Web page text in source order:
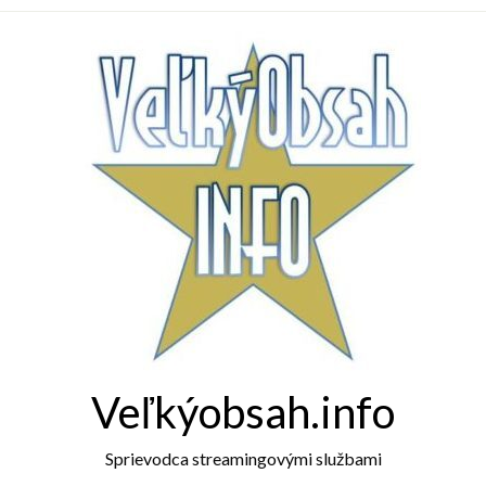
Veľkýobsah.info
Sprievodca streamingovými službami